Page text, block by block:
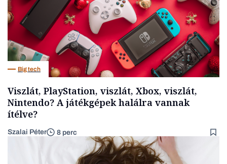
Big tech
Viszlát, PlayStation, viszlát, Xbox, viszlát,
Nintendo? A játékgépek halálra vannak
ítélve?
Szalai Péter 8 perc